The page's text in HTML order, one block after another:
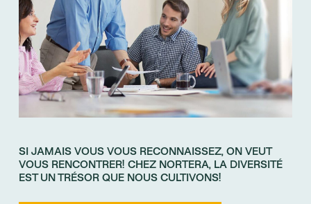
SI JAMAIS VOUS VOUS RECONNAISSEZ, ON VEUT
VOUS RENCONTRER! CHEZ NORTERA, LA DIVERSITÉ
EST UN TRÉSOR QUE NOUS CULTIVONS!